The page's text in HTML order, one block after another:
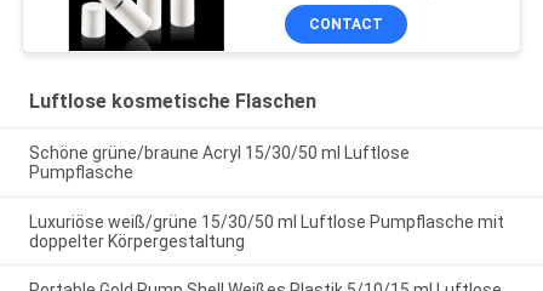
Sprüher ISO90001 ab
CONTACT
Luftlose kosmetische Flaschen
Schöne grüne/braune Acryl 15/30/50 ml Luftlose
Pumpflasche
Luxuriöse weiß/grüne 15/30/50 ml Luftlose Pumpflasche mit
doppelter Körpergestaltung